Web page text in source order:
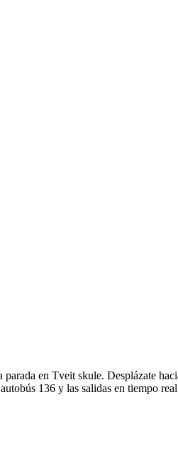
en Tveit skule. Desplázate
136 y las salidas en tiempo real